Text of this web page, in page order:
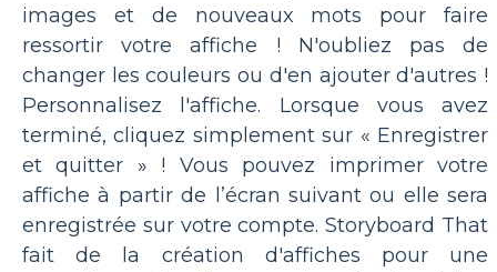
images et de nouveaux mots pour faire
ressortir votre affiche ! N'oubliez pas de
changer les couleurs ou d'en ajouter d'autres !
Personnalisez l'affiche. Lorsque vous avez
terminé, cliquez simplement sur « Enregistrer
et quitter » ! Vous pouvez imprimer votre
affiche à partir de l’écran suivant ou elle sera
enregistrée sur votre compte. Storyboard That
fait de la création d'affiches pour une